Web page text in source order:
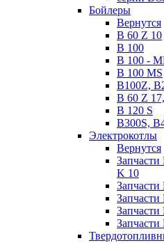
Бойлеры
Вернутся
B 60 Z 10
B 100
B 100 -
B 100 MS
B100Z,
B 60 Z
B 120 S
B300S,
Электрокотлы
Вернутся
K 10